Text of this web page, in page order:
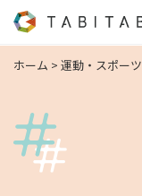
ホーム > 運動・スポーツ